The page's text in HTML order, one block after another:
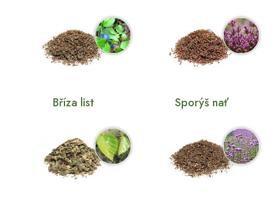
Bříza list Sporýš nať